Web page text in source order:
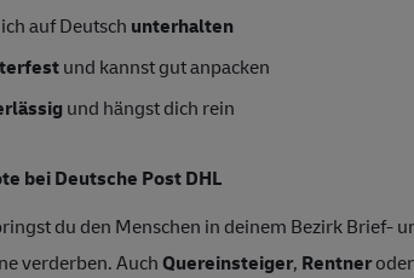
auf Deutsch unterhalten
und kannst gut anpacken
und hängst dich rein
bei Deutsche Post DHL
du den Menschen in deinem Bezirk Brief-
verderben. AuchQuereinsteiger, Rentneroder